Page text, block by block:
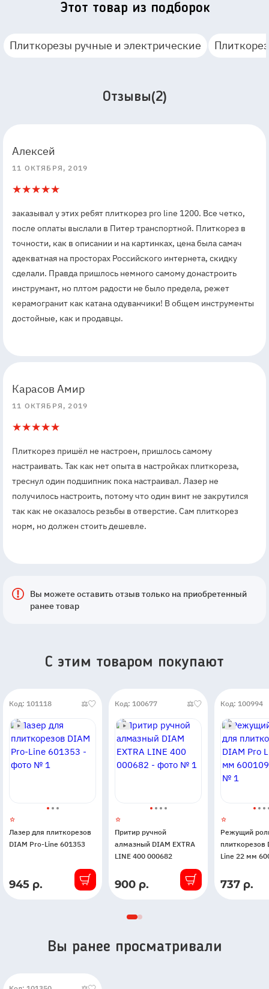
Этот товар из подборок
Плиткорезы ручные и электрические
Отзывы(2)
55
Алексей
11 ОКТЯБРЯ, 2019
5
1
заказывал у этих ребят плиткорез pro line 1200. Все четко,
после оплаты выслали в Питер транспортной. Плиткорез в
точности, как в описании и на картинках, цена была самач
адекватная на просторах Российского интернета, скидку
сделали. Правда пришлось немного самому донастроить
инструмант, но плтом радости не было предела, режет
керамогранит как катана одуванчики! В общем инструменты
достойные, как и продавцы.
55
Карасов Амир
11 ОКТЯБРЯ, 2019
5
1
Плиткорез пришёл не настроен, пришлось самому
настраивать. Так как нет опыта в настройках плиткореза,
треснул один подшипник пока настраивал. Лазер не
получилось настроить, потому что один винт не закрутился
так как не оказалось резьбы в отверстие. Сам плиткорез
норм, но должен стоить дешевле.
Вы можете оставить отзыв только на приобретенный
ранее товар
C этим товаром покупают
Код: 101118
Лазер для плиткорезов
DIAM Pro-Line 601353
В
945 р.
Код: 100677
Притир ручной
алмазный DIAM EXTRA
LINE 400 000682
В
900 р.
Код: 100994
Режущий
плиткорезов
Line 22 мм
В
737 р.
Вы ранее просматривали